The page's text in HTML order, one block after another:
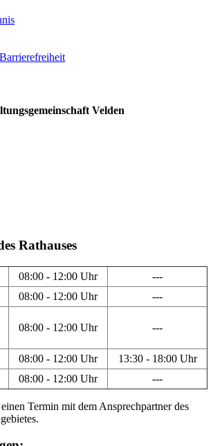
Velden
Rathauses
08:00 - 12:00 Uhr
---
08:00 - 12:00 Uhr ---
08:00 - 12:00 Uhr ---
08:00 - 12:00 Uhr
13:30 - 18:00 Uhr
08:00 - 12:00 Uhr ---
Termin mit dem Ansprechpartner des